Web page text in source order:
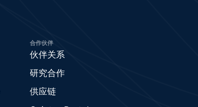
合作伙伴
伙伴关系
研究合作
供应链